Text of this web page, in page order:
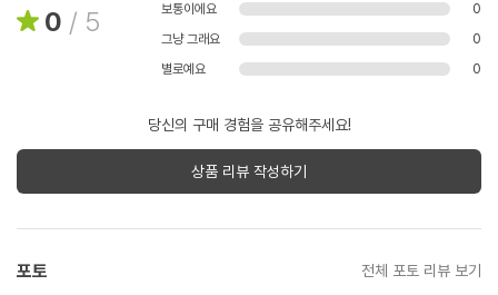
0 / 5
보통이에요
0
그냥 그래요
0
별로예요
0
당신의 구매 경험을 공유해주세요!
상품 리뷰 작성하기
포토 전체 포토 리뷰 보기